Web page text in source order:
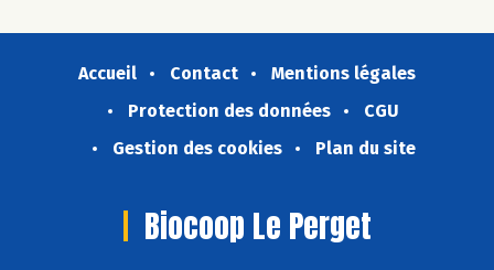
Accueil Contact
Mentions légales
Protection des données
CGU
Gestion des cookies
Plan du site
Biocoop Le Perget